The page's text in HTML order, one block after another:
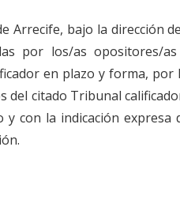
Arrecife, bajo la dirección
por los/as opositores/
en plazo y forma, por
citado Tribunal
con la indicación expresa